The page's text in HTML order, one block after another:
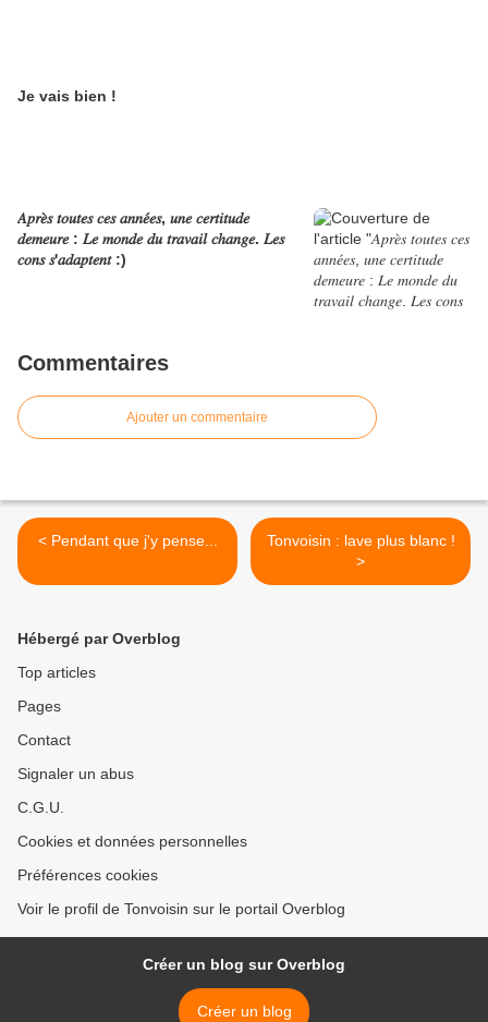
Je vais bien !
𝐴𝑝𝑟𝑒̀𝑠 𝑡𝑜𝑢𝑡𝑒𝑠 𝑐𝑒𝑠 𝑎𝑛𝑛𝑒́𝑒𝑠, 𝑢𝑛𝑒 𝑐𝑒𝑟𝑡𝑖𝑡𝑢𝑑𝑒
𝑑𝑒𝑚𝑒𝑢𝑟𝑒 : 𝐿𝑒 𝑚𝑜𝑛𝑑𝑒 𝑑𝑢 𝑡𝑟𝑎𝑣𝑎𝑖𝑙 𝑐ℎ𝑎𝑛𝑔𝑒. 𝐿𝑒𝑠
𝑐𝑜𝑛𝑠 𝑠'𝑎𝑑𝑎𝑝𝑡𝑒𝑛𝑡 :)
Commentaires
Ajouter un commentaire
< Pendant que j'y pense...
Tonvoisin : lave plus blanc !
>
Hébergé par Overblog
Top articles
Pages
Contact
Signaler un abus
C.G.U.
Cookies et données personnelles
Préférences cookies
Voir le profil de Tonvoisin sur le portail Overblog
Créer un blog sur Overblog
Créer un blog